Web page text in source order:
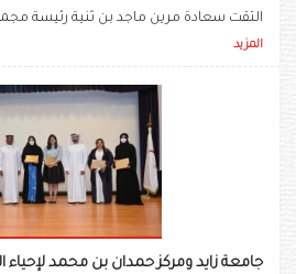
التقت سعادة مرين ماجد بن ثنية رئيسة
المزيد
جامعة زايد ومركز حمدان بن محمد لإحياء